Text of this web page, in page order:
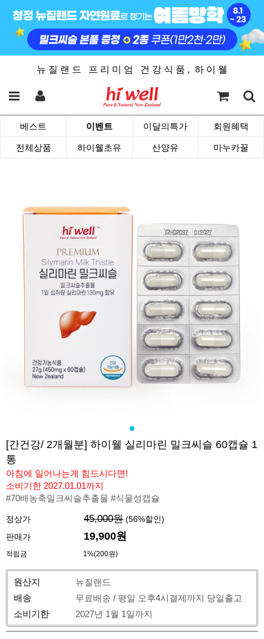
뉴 질 랜 드 프 리 미 엄 건 강 식 품 , 하 이 웰
베스트 이벤트 이달의특가 회원혜택
전체상품 하이웰초유 산양유 마누카꿀
[간건강/ 2개월분] 하이웰 실리마린 밀크씨슬 60캡슐 1
통
아침에 일어나는게 힘드시다면!
소비기한 2027.01.01까지
#70배농축밀크씨슬추출물 #식물성캡슐
정상가 45,000원 (56%할인)
판매가
19,900원
적립금 1%(200원)
원산지
뉴질랜드
배송
무료배송 / 평일 오후4시결제까지 당일출고
소비기한
2027년 1월 1일까지